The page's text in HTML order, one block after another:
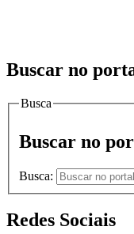
Buscar no
Busca
Buscar no
Busca:
Redes Sociais